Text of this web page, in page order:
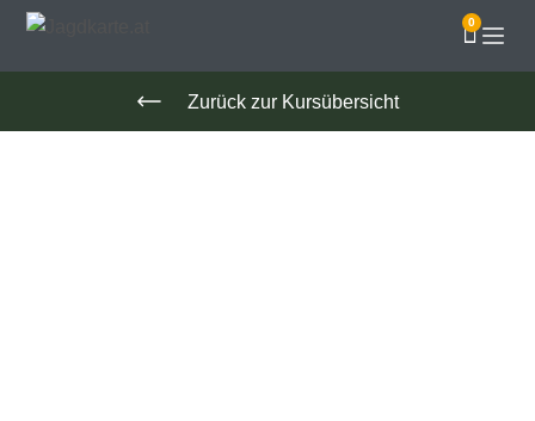
0
Zurück zur Kursübersicht